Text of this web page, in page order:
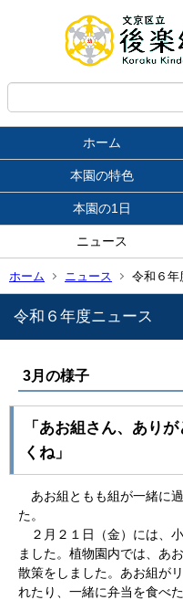
ホーム
本園の特色
本園の1日
ニュース
ホーム ニュース 令和６年
令和６年度ニュース
3月の様子
「あお組さん、あり
くね」
あお組ともも組が一緒に
た。
２月２１日（金）には、
ました。植物園内では、あ
散策をしました。あお組が
れたり、一緒に弁当を食べ